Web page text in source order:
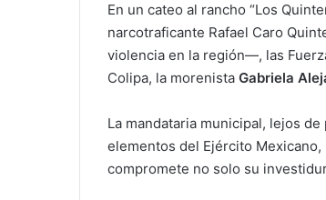
En un cateo al rancho “Los
narcotraficante Rafael Caro
violencia en la región—, las
Colipa, la morenista Gabriela
La mandataria municipal, lejos
elementos del Ejército
compromete no solo su